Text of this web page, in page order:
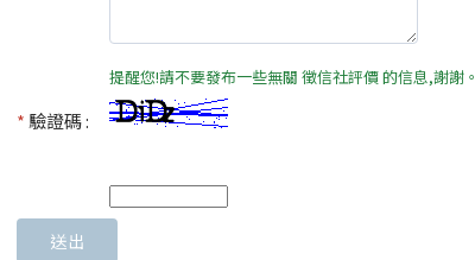
提醒您!請不要發布一些無關 徵信社評價 的信息,謝謝。
*驗證碼 :